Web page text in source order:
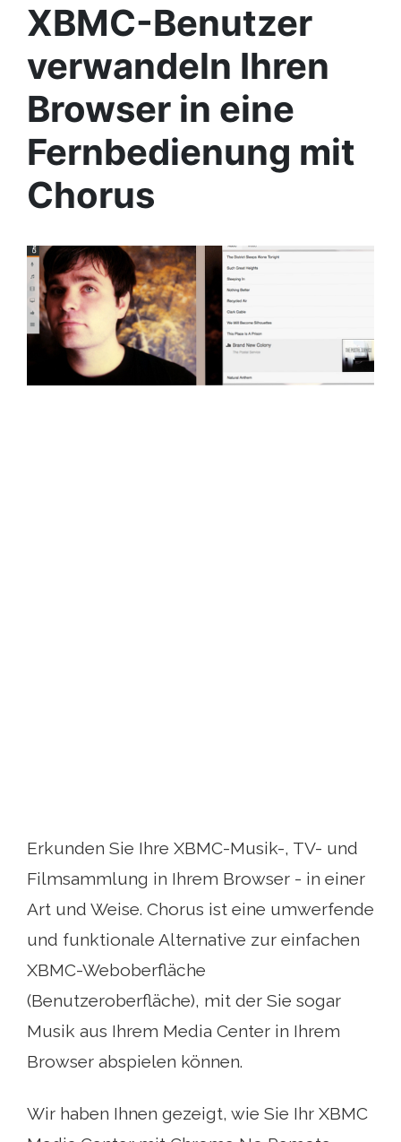
XBMC-Benutzer
verwandeln Ihren
Browser in eine
Fernbedienung mit
Chorus
Erkunden Sie Ihre XBMC-Musik-, TV- und
Filmsammlung in Ihrem Browser - in einer
Art und Weise. Chorus ist eine umwerfende
und funktionale Alternative zur einfachen
XBMC-Weboberfläche
(Benutzeroberfläche), mit der Sie sogar
Musik aus Ihrem Media Center in Ihrem
Browser abspielen können.
Wir haben Ihnen gezeigt, wie Sie Ihr XBMC